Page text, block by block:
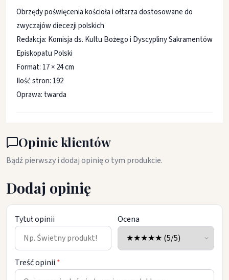
Obrzędy poświęcenia kościoła i ołtarza dostosowane do
zwyczajów diecezji polskich
Redakcja: Komisja ds. Kultu Bożego i Dyscypliny Sakramentów
Episkopatu Polski
Format: 17 × 24 cm
Ilość stron: 192
Oprawa: twarda
Opinie klientów
Bądź pierwszy i dodaj opinię o tym produkcie.
Dodaj opinię
Tytuł opinii Ocena
Treść opinii *